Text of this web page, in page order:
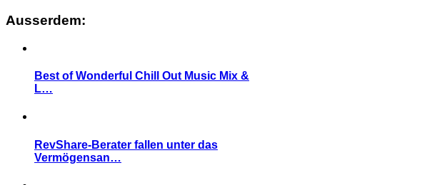
Ausserdem:
Best of Wonderful Chill Out Music Mix &
L…
RevShare-Berater fallen unter das
Vermögensan…